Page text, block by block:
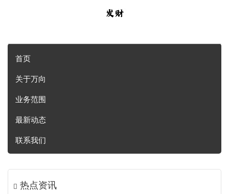
首页
关于万向
业务范围
最新动态
联系我们
热点资讯